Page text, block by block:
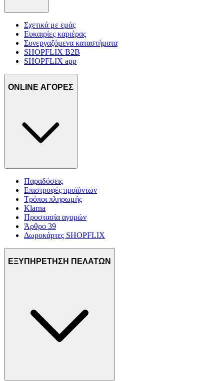
Σχετικά με εμάς
Ευκαιρίες καριέρας
Συνεργαζόμενα καταστήματα
SHOPFLIX B2B
SHOPFLIX app
ONLINE ΑΓΟΡΕΣ
Παραδόσεις
Επιστροφές προϊόντων
Τρόποι πληρωμής
Klarna
Προστασία αγορών
Άρθρο 39
Δωροκάρτες SHOPFLIX
ΕΞΥΠΗΡΕΤΗΣΗ ΠΕΛΑΤΩΝ